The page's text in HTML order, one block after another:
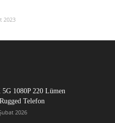
2023
1080P 220 Lümen
Telefon
2026